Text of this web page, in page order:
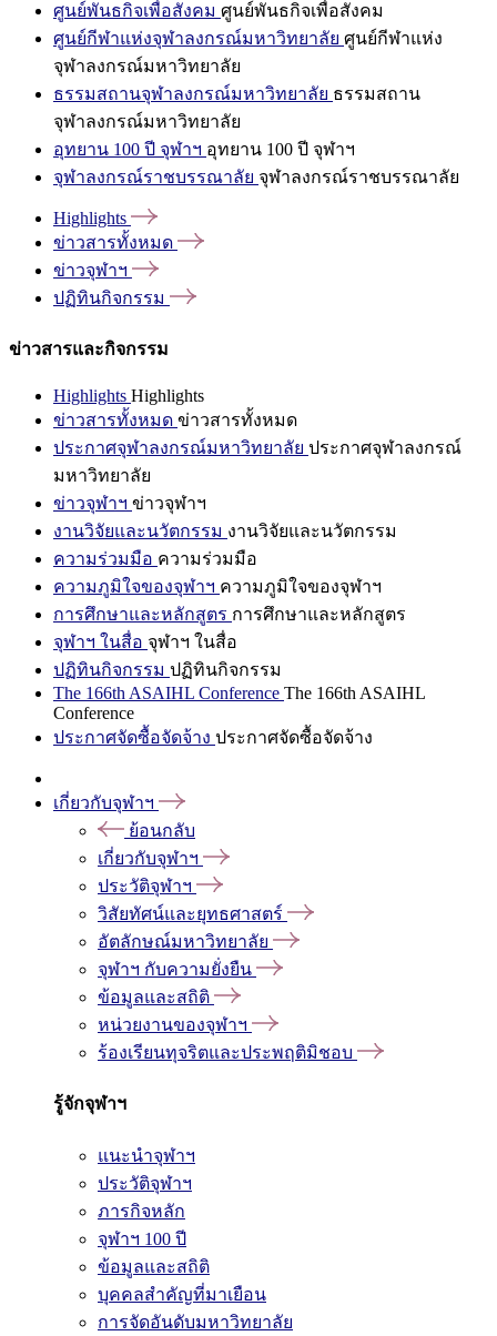
ศูนย์พันธกิจเพื่อสังคม ศูนย์พันธกิจเพื่อสังคม
ศูนย์กีฬาแห่งจุฬาลงกรณ์มหาวิทยาลัย ศูนย์กีฬาแห่ง
จุฬาลงกรณ์มหาวิทยาลัย
ธรรมสถานจุฬาลงกรณ์มหาวิทยาลัย ธรรมสถาน
จุฬาลงกรณ์มหาวิทยาลัย
อุทยาน 100 ปี จุฬาฯ อุทยาน 100 ปี จุฬาฯ
จุฬาลงกรณ์ราชบรรณาลัย จุฬาลงกรณ์ราชบรรณาลัย
Highlights
ข่าวสารทั้งหมด
ข่าวจุฬาฯ
ปฏิทินกิจกรรม
ข่าวสารและกิจกรรม
Highlights Highlights
ข่าวสารทั้งหมด ข่าวสารทั้งหมด
ประกาศจุฬาลงกรณ์มหาวิทยาลัย ประกาศจุฬาลงกรณ์
มหาวิทยาลัย
ข่าวจุฬาฯ ข่าวจุฬาฯ
งานวิจัยและนวัตกรรม งานวิจัยและนวัตกรรม
ความร่วมมือ ความร่วมมือ
ความภูมิใจของจุฬาฯ ความภูมิใจของจุฬาฯ
การศึกษาและหลักสูตร การศึกษาและหลักสูตร
จุฬาฯ ในสื่อ จุฬาฯ ในสื่อ
ปฏิทินกิจกรรม ปฏิทินกิจกรรม
The 166th ASAIHL Conference The 166th ASAIHL
Conference
ประกาศจัดซื้อจัดจ้าง ประกาศจัดซื้อจัดจ้าง
เกี่ยวกับจุฬาฯ
ย้อนกลับ
เกี่ยวกับจุฬาฯ
ประวัติจุฬาฯ
วิสัยทัศน์และยุทธศาสตร์
อัตลักษณ์มหาวิทยาลัย
จุฬาฯ กับความยั่งยืน
ข้อมูลและสถิติ
หน่วยงานของจุฬาฯ
ร้องเรียนทุจริตและประพฤติมิชอบ
รู้จักจุฬาฯ
แนะนำจุฬาฯ
ประวัติจุฬาฯ
ภารกิจหลัก
จุฬาฯ 100 ปี
ข้อมูลและสถิติ
บุคคลสำคัญที่มาเยือน
การจัดอันดับมหาวิทยาลัย